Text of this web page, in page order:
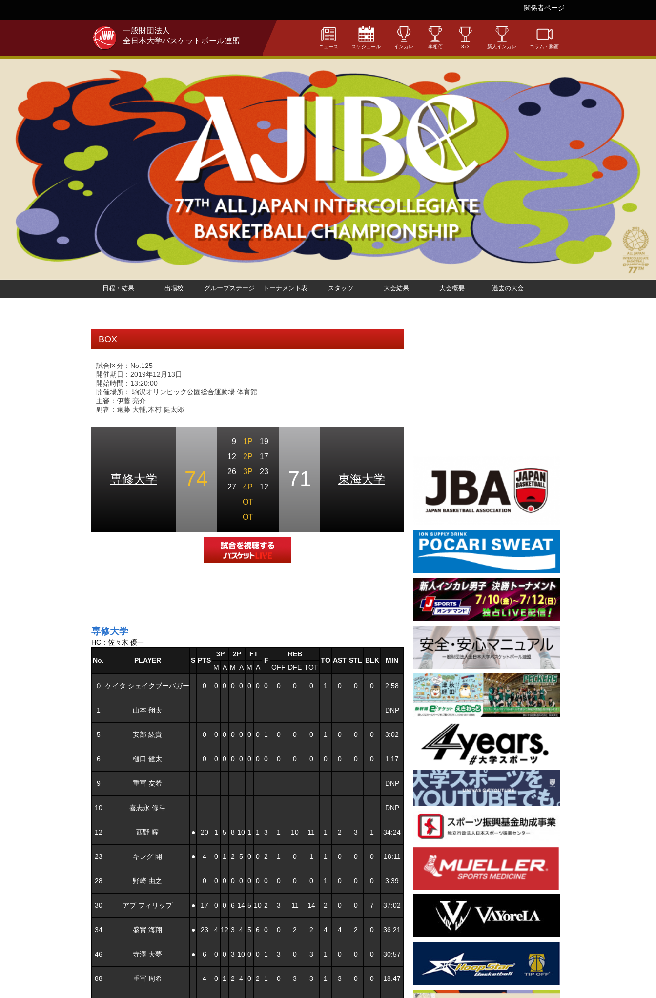
関係者ページ
一般財団法人
全日本大学バスケットボール連盟
ニュース スケジュール インカレ 李相佰 3x3 新人インカレ コラム・動画
日程・結果 出場校 グループステージ トーナメント表 スタッツ 大会結果 大会概要 過去の大会
BOX
試合区分：No.125
開催期日：2019年12月13日
開始時間：13:20:00
開催場所： 駒沢オリンピック公園総合運動場 体育館
主審：伊藤 亮介
副審：遠藤 大輔,木村 健太郎
専修大学 74
9 1P
19
12
2P
17
26
3P
23
27
4P
12
OT
OT
71 東海大学
専修大学
HC：佐々木 優一
No. PLAYER S PTS
3P 2P
FT
F
REB
TO AST STL BLK
MIN
M A M A M A OFF DFE TOT
０ ケイタ シェイクブーバガー 0 0 0 0 0 0 0 0 0 0 0 1 0 0 0 2:58
1 山本 翔太 DNP
5 安部 紘貴 0 0 0 0 0 0 0 1 0 0 0 1 0 0 0 3:02
6 樋口 健太 0 0 0 0 0 0 0 0 0 0 0 0 0 0 0 1:17
9 重冨 友希 DNP
10 喜志永 修斗 DNP
12 西野 曜 ● 20 1 5 8 10 1 1 3 1 10 11 1 2 3 1 34:24
23 キング 開 ● 4 0 1 2 5 0 0 2 1 0 1 1 0 0 0 18:11
28 野崎 由之 0 0 0 0 0 0 0 0 0 0 0 1 0 0 0 3:39
30 アブ フィリップ ● 17 0 0 6 14 5 10 2 3 11 14 2 0 0 7 37:02
34 盛實 海翔 ● 23 4 12 3 4 5 6 0 0 2 2 4 4 2 0 36:21
46 寺澤 大夢 ● 6 0 0 3 10 0 0 1 3 0 3 1 0 0 0 30:57
88 重冨 周希 4 0 1 2 4 0 2 1 0 3 3 1 3 0 0 18:47